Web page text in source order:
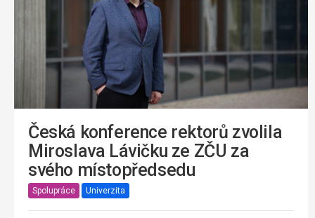
Česká konference rektorů zvolila
Miroslava Lávičku ze ZČU za
svého místopředsedu
Spolupráce Univerzita